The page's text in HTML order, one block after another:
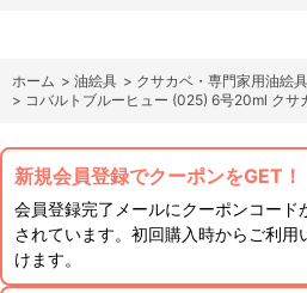
ホーム > 油絵具 > クサカベ・専門家用油絵具
> コバルトブルーヒュー (025) 6号20ml クサ
新規会員登録でクーポンをGET！
会員登録完了メールにクーポンコード
されています。初回購入時からご利用
けます。